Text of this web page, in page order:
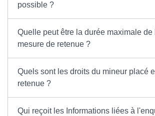
possible ?
Quelle peut être la durée maximale de
mesure de retenue ?
Quels sont les droits du mineur placé
retenue ?
Qui reçoit les Informations liées à